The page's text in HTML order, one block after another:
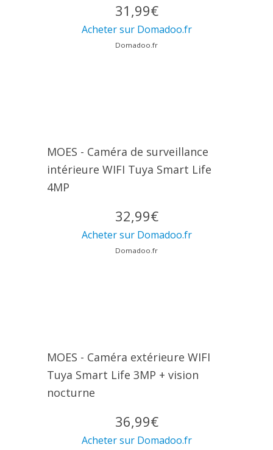
31,99€
Acheter sur Domadoo.fr
Domadoo.fr
MOES - Caméra de surveillance
intérieure WIFI Tuya Smart Life
4MP
32,99€
Acheter sur Domadoo.fr
Domadoo.fr
MOES - Caméra extérieure WIFI
Tuya Smart Life 3MP + vision
nocturne
36,99€
Acheter sur Domadoo.fr